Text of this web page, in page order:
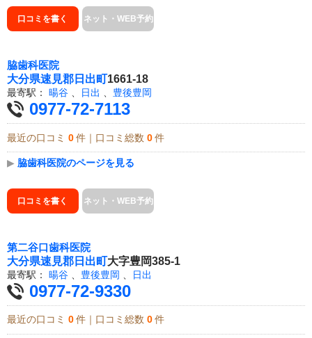
口コミを書く ネット・WEB予約
脇歯科医院
大分県速見郡日出町1661-18
最寄駅： 暘谷 日出 豊後豊岡
0977-72-7113
最近の口コミ 0 件｜口コミ総数 0 件
▶ 脇歯科医院のページを見る
口コミを書く ネット・WEB予約
第二谷口歯科医院
大分県速見郡日出町大字豊岡385-1
最寄駅： 暘谷 豊後豊岡 日出
0977-72-9330
最近の口コミ 0 件｜口コミ総数 0 件